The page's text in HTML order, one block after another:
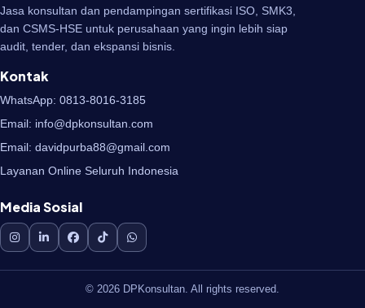
Jasa konsultan dan pendampingan sertifikasi ISO, SMK3,
dan CSMS-HSE untuk perusahaan yang ingin lebih siap
audit, tender, dan ekspansi bisnis.
Kontak
WhatsApp: 0813-8016-3185
Email: info@dpkonsultan.com
Email: davidpurba88@gmail.com
Layanan Online Seluruh Indonesia
Media Sosial
© 2026 DPKonsultan. All rights reserved.